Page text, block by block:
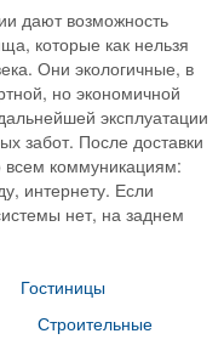
дают возможность
которые как нельзя
Они экологичные, в
но экономичной
эксплуатации
забот. После доставки
всем коммуникациям:
интернету. Если
нет, на заднем
Гостиницы
Строительные